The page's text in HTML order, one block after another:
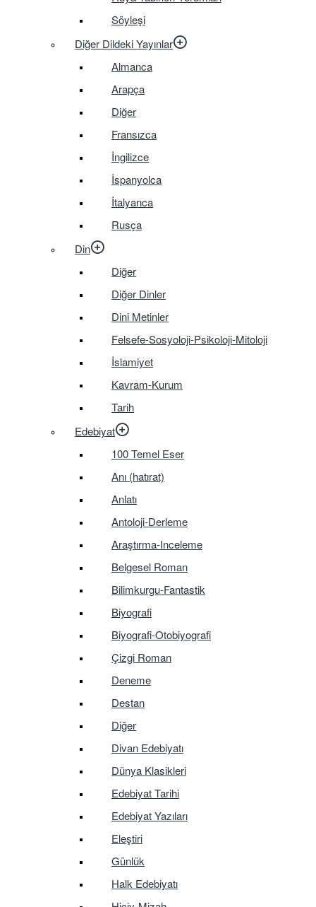
Söyleşi
Diğer Dildeki Yayınlar
Almanca
Arapça
Diğer
Fransızca
İngilizce
İspanyolca
İtalyanca
Rusça
Din
Diğer
Diğer Dinler
Dini Metinler
Felsefe-Sosyoloji-Psikoloji-Mitoloji
İslamiyet
Kavram-Kurum
Tarih
Edebiyat
100 Temel Eser
Anı (hatırat)
Anlatı
Antoloji-Derleme
Araştırma-Inceleme
Belgesel Roman
Bilimkurgu-Fantastik
Biyografi
Biyografi-Otobiyografi
Çizgi Roman
Deneme
Destan
Diğer
Divan Edebiyatı
Dünya Klasikleri
Edebiyat Tarihi
Edebiyat Yazıları
Eleştiri
Günlük
Halk Edebiyatı